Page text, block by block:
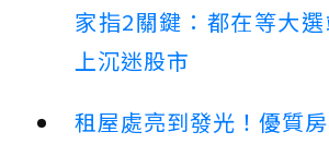
家指2關鍵：都在等大
上沉迷股市
租屋處亮到發光！優質